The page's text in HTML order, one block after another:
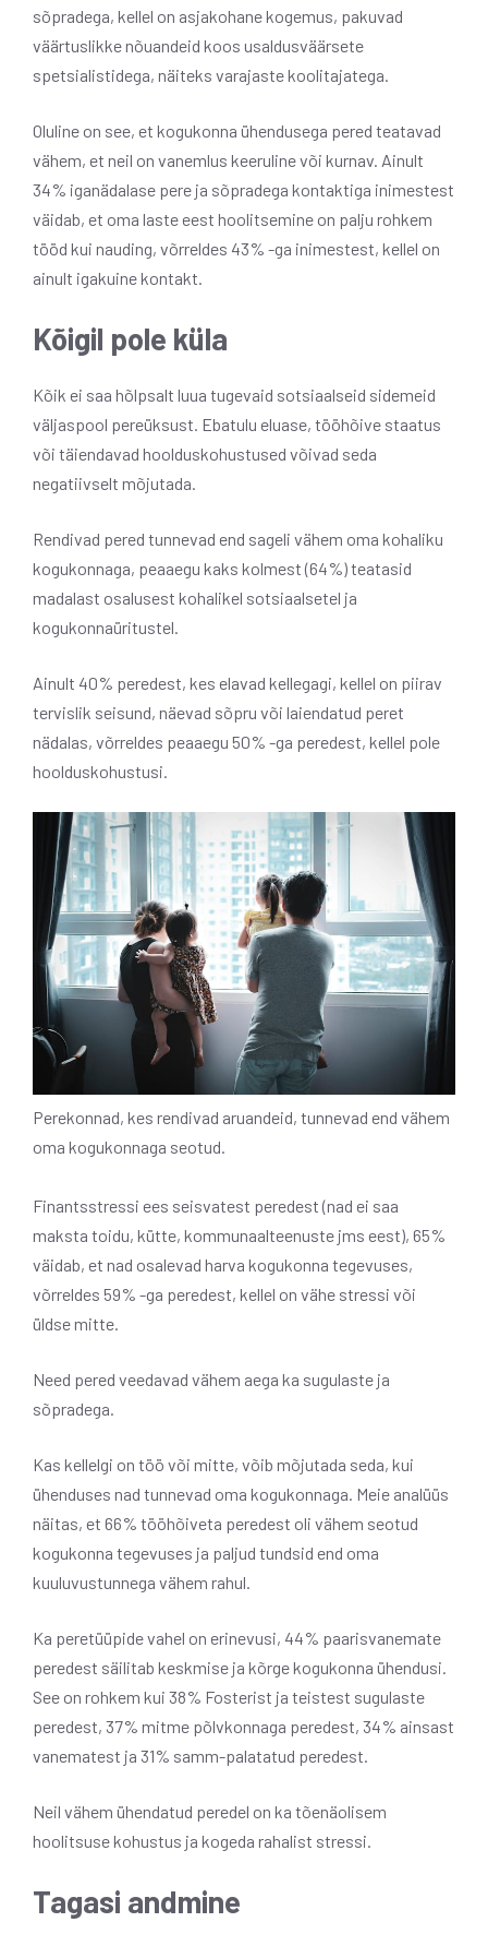
sõpradega, kellel on asjakohane kogemus, pakuvad
väärtuslikke nõuandeid koos usaldusväärsete
spetsialistidega, näiteks varajaste koolitajatega.
Oluline on see, et kogukonna ühendusega pered teatavad
vähem, et neil on vanemlus keeruline või kurnav. Ainult
34% iganädalase pere ja sõpradega kontaktiga inimestest
väidab, et oma laste eest hoolitsemine on palju rohkem
tööd kui nauding, võrreldes 43% -ga inimestest, kellel on
ainult igakuine kontakt.
Kõigil pole küla
Kõik ei saa hõlpsalt luua tugevaid sotsiaalseid sidemeid
väljaspool pereüksust. Ebatulu eluase, tööhõive staatus
või täiendavad hoolduskohustused võivad seda
negatiivselt mõjutada.
Rendivad pered tunnevad end sageli vähem oma kohaliku
kogukonnaga, peaaegu kaks kolmest (64%) teatasid
madalast osalusest kohalikel sotsiaalsetel ja
kogukonnaüritustel.
Ainult 40% peredest, kes elavad kellegagi, kellel on piirav
tervislik seisund, näevad sõpru või laiendatud peret
nädalas, võrreldes peaaegu 50% -ga peredest, kellel pole
hoolduskohustusi.
Perekonnad, kes rendivad aruandeid, tunnevad end vähem
oma kogukonnaga seotud.
Finantsstressi ees seisvatest peredest (nad ei saa
maksta toidu, kütte, kommunaalteenuste jms eest), 65%
väidab, et nad osalevad harva kogukonna tegevuses,
võrreldes 59% -ga peredest, kellel on vähe stressi või
üldse mitte.
Need pered veedavad vähem aega ka sugulaste ja
sõpradega.
Kas kellelgi on töö või mitte, võib mõjutada seda, kui
ühenduses nad tunnevad oma kogukonnaga. Meie analüüs
näitas, et 66% tööhõiveta peredest oli vähem seotud
kogukonna tegevuses ja paljud tundsid end oma
kuuluvustunnega vähem rahul.
Ka peretüüpide vahel on erinevusi, 44% paarisvanemate
peredest säilitab keskmise ja kõrge kogukonna ühendusi.
See on rohkem kui 38% Fosterist ja teistest sugulaste
peredest, 37% mitme põlvkonnaga peredest, 34% ainsast
vanematest ja 31% samm-palatatud peredest.
Neil vähem ühendatud peredel on ka tõenäolisem
hoolitsuse kohustus ja kogeda rahalist stressi.
Tagasi andmine